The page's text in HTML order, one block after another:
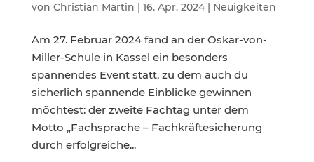
von Christian Martin | 16. Apr. 2024| Neuigkeiten
Am 27. Februar 2024 fand an der Oskar-von-
Miller-Schule in Kassel ein besonders
spannendes Event statt, zu dem auch du
sicherlich spannende Einblicke gewinnen
möchtest: der zweite Fachtag unter dem
Motto „Fachsprache – Fachkräftesicherung
durch erfolgreiche...